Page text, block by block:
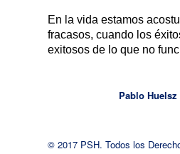
En la vida estamos
fracasos, cuando los
exitosos de lo que no
Pablo
© 2017 PSH. Todos los